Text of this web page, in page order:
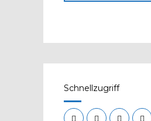
Schnellzugriff